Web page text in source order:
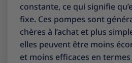
constante, ce qui signifie
fixe. Ces pompes sont
chères à l’achat et plus
elles peuvent être moins
et moins efficaces en